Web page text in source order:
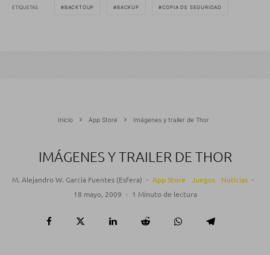
ETIQUETAS BACKTOUP BACKUP COPIA DE SEGURIDAD
Inicio App Store Imágenes y trailer de Thor
IMÁGENES Y TRAILER DE THOR
M. Alejandro W. García Fuentes (Esfera) · App Store Juegos Noticias ·
18 mayo, 2009 · 1 Minuto de lectura